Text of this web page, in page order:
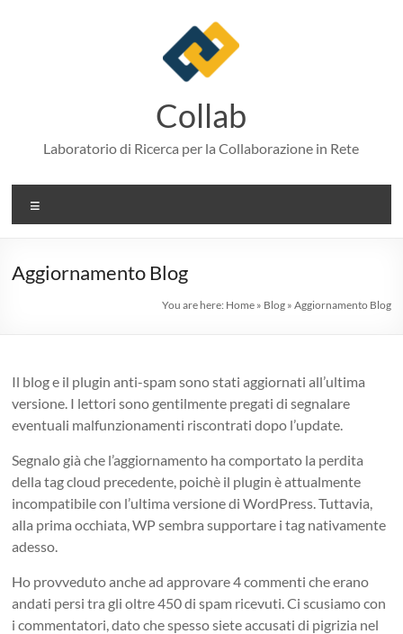
Collab
Laboratorio di Ricerca per la Collaborazione in Rete
Aggiornamento Blog
You are here: Home» Blog» Aggiornamento Blog
Il blog e il plugin anti-spam sono stati aggiornati all’ultima
versione. I lettori sono gentilmente pregati di segnalare
eventuali malfunzionamenti riscontrati dopo l’update.
Segnalo già che l’aggiornamento ha comportato la perdita
della tag cloud precedente, poichè il plugin è attualmente
incompatibile con l’ultima versione di WordPress. Tuttavia,
alla prima occhiata, WP sembra supportare i tag nativamente
adesso.
Ho provveduto anche ad approvare 4 commenti che erano
andati persi tra gli oltre 450 di spam ricevuti. Ci scusiamo con
i commentatori, dato che spesso siete accusati di pigrizia nel